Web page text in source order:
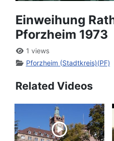
Einweihung
Pforzheim 1973
1 views
Pforzheim (Stadtkreis)(PF)
Related Videos